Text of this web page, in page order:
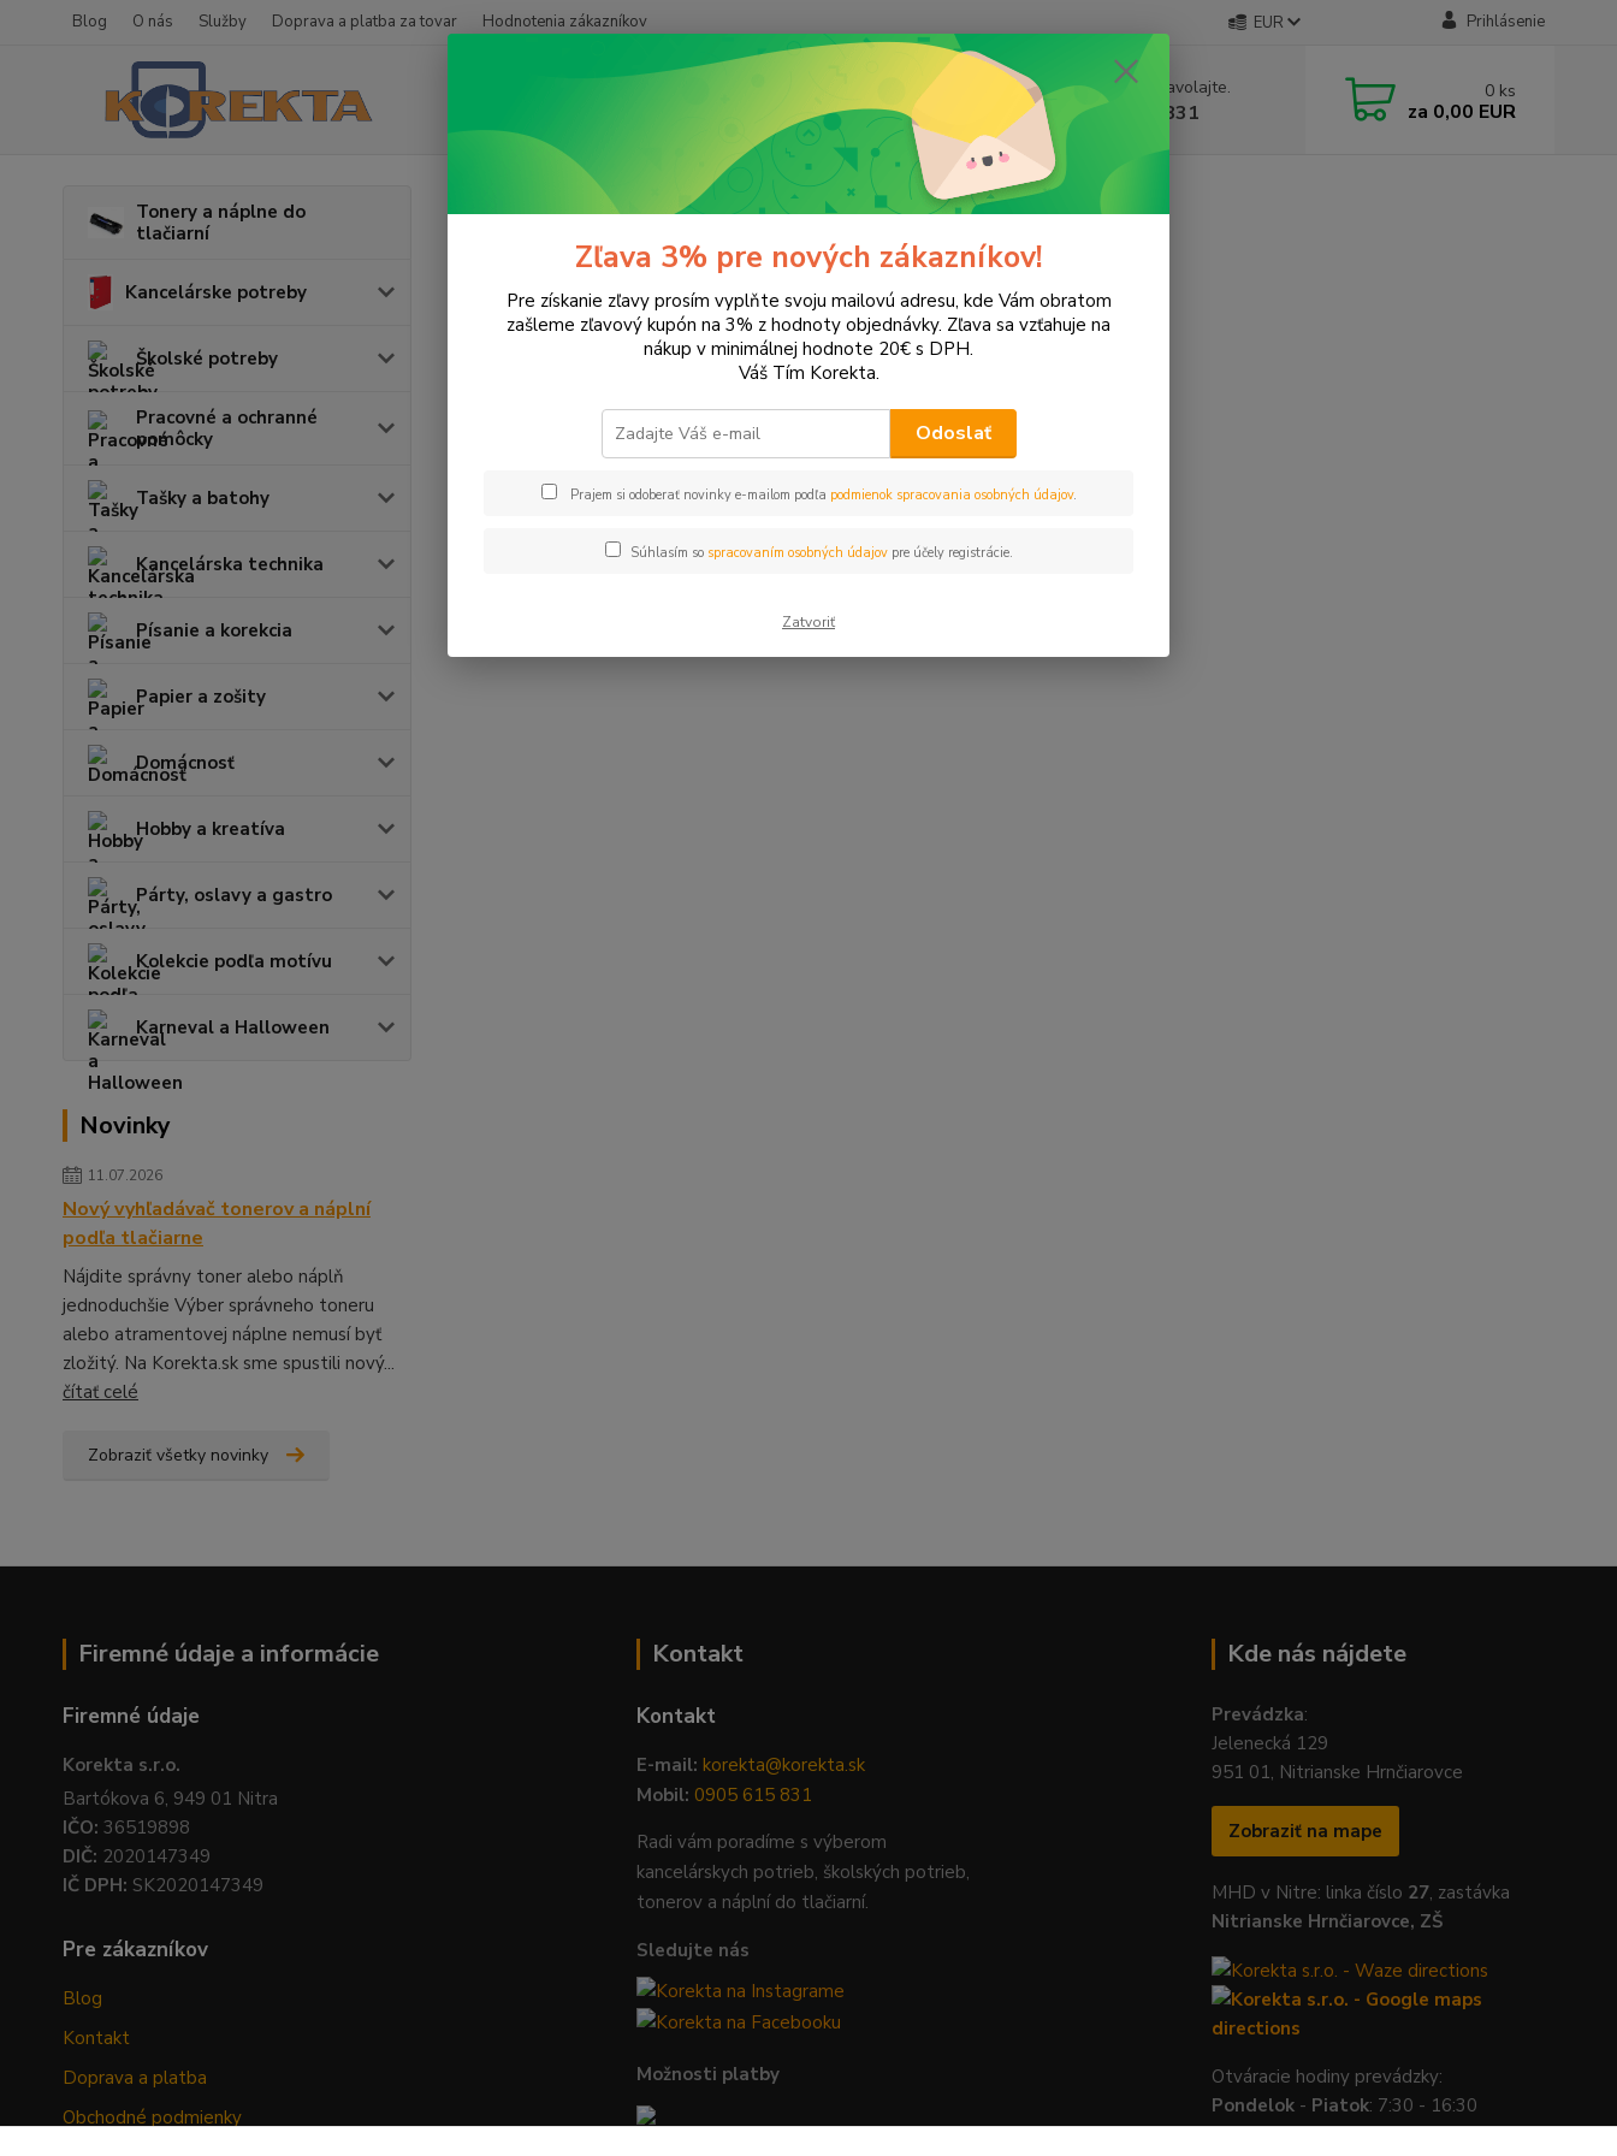
Blog O nás Služby Doprava a platba za tovar Hodnotenia zákazníkov EUR Prihlásenie
Neviete si rady? Zavolajte.
+421 905 615 831
0 ks
za 0,00 EUR
Tonery a náplne do
tlačiarní
Kancelárske potreby
Školské potreby
Pracovné a ochranné
pomôcky
Tašky a batohy
Kancelárska technika
Písanie a korekcia
Papier a zošity
Domácnosť
Hobby a kreatíva
Párty, oslavy a gastro
Kolekcie podľa motívu
Karneval a Halloween
Novinky
11.07.2026
Nový vyhľadávač tonerov a náplní
podľa tlačiarne
Nájdite správny toner alebo náplň
jednoduchšie Výber správneho toneru
alebo atramentovej náplne nemusí byť
zložitý. Na Korekta.sk sme spustili nový...
čítať celé
Zobraziť všetky novinky
Tonery a náplne do tlačiarní Hewlett Packard HP DeskJet DeskJet F2275
DeskJet F2275
V tejto kategórii nebol nájdený žiadny tovar.
Firemné údaje a informácie
Firemné údaje
Korekta s.r.o.
Bartókova 6, 949 01 Nitra
IČO: 36519898
DIČ: 2020147349
IČ DPH: SK2020147349
Pre zákazníkov
Blog
Kontakt
Doprava a platba
Obchodné podmienky
Kontakt
Kontakt
E-mail: korekta@korekta.sk
Mobil: 0905 615 831
Radi vám poradíme s výberom
kancelárskych potrieb, školských potrieb,
tonerov a náplní do tlačiarní.
Sledujte nás
Možnosti platby
Kde nás nájdete
Prevádzka:
Jelenecká 129
951 01, Nitrianske Hrnčiarovce
Zobraziť na mape
MHD v Nitre: linka číslo 27, zastávka
Nitrianske Hrnčiarovce, ZŠ
Otváracie hodiny prevádzky:
Pondelok - Piatok: 7:30 - 16:30
Zľava 3% pre nových zákazníkov!
Pre získanie zľavy prosím vyplňte svoju mailovú adresu, kde Vám obratom
zašleme zľavový kupón na 3% z hodnoty objednávky. Zľava sa vzťahuje na
nákup v minimálnej hodnote 20€ s DPH.
Váš Tím Korekta.
Odoslať
Prajem si odoberať novinky e-mailom podľa podmienok spracovania osobných údajov.
Súhlasím so spracovaním osobných údajovpre účely registrácie.
Zatvoriť